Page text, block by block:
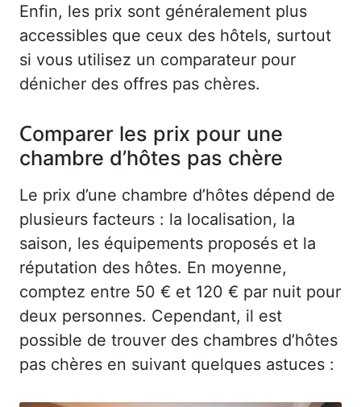
Enfin, les prix sont généralement plus
accessibles que ceux des hôtels, surtout
si vous utilisez un comparateur pour
dénicher des offres pas chères.
Comparer les prix pour une
chambre d’hôtes pas chère
Le prix d’une chambre d’hôtes dépend de
plusieurs facteurs : la localisation, la
saison, les équipements proposés et la
réputation des hôtes. En moyenne,
comptez entre 50 € et 120 € par nuit pour
deux personnes. Cependant, il est
possible de trouver des chambres d’hôtes
pas chères en suivant quelques astuces :